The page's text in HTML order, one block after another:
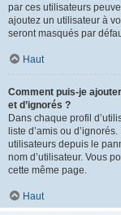
par ces utilisateurs
ajoutez un utilisateur à
seront masqués par
Haut
Comment puis-je
et d’ignorés ?
Dans chaque profil
liste d’amis ou
utilisateurs depuis le
nom d’utilisateur. Vous
cette même page.
Haut